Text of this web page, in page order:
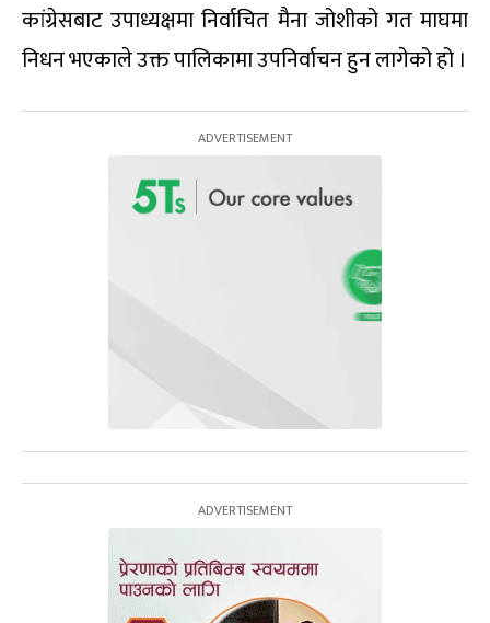
कांग्रेसबाट उपाध्यक्षमा निर्वाचित मैना जोशीको गत माघमा
निधन भएकाले उक्त पालिकामा उपनिर्वाचन हुन लागेको हो ।